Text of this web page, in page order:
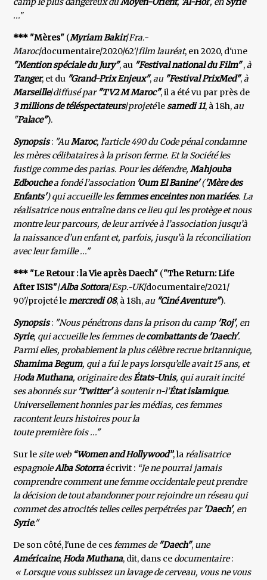
..."
*** "Mères" (Myriam Bakir/Fra.-
Maroc/documentaire/2020/62'/film lauréat, en 2020, d'une
"Mention spéciale du Jury", au "Festival national du Film",à
Tanger, et du "Grand-Prix Enjeux",au "Festival PrixMed",à
Marseille/diffusé par "TV2 M Maroc", il a été vu par près de
3 millions de téléspectateurs/projetélesamedi 11, à 18h,au
"Palace").
Synopsis: "AuMaroc, l'article 490 du Code pénal condamne
les mères célibataires à la prison ferme. Et la Société les
fustige comme des parias. Pour les défendre,Mahjouba
Edbouchea fondé l’association'Oum El Banine'('Mère des
Enfants') qui accueille lesfemmes enceintes non mariées. La
réalisatrice nous entraîne dans ce lieu qui les protège et nous
montre leur parcours, de leur arrivée à l’association jusqu’à
la naissance d’un enfant et, parfois, jusqu’à la réconciliation
avec leur famille ..."
*** "Le Retour : la Vie après Daech" ("The Return: Life
After ISIS"/Alba Sottora/Esp.-UK/documentaire/2021/
90'/projeté lemercredi 08, à 18h,au "Ciné Aventure").
Synopsis: "Nous pénétrons dans la prison du camp 'Roj', en
Syrie, qui accueille les femmes decombattants de 'Daech'.
Parmi elles, probablement la plus célèbre recrue britannique,
Shamima Begum, qui a fui le pays lorsqu’elle avait 15 ans, et
Hoda Muthana, originaire desÉtats-Unis, qui aurait incité
ses abonnés sur'Twitter'à soutenir n-l’État islamique.
Universellement honnies par les médias, ces femmes
racontent leurs histoires pour la
toute première fois ..."
Sur lesite web“Women and Hollywood”, laréalisatrice
espagnoleAlba Sotorraécrivit : “Je ne pourrai jamais
comprendre comment une femme occidentale peut prendre
la décision de tout abandonner pour rejoindre un réseau qui
commet des atrocités telles celles perpétrées par'Daech', en
Syrie."
De son côté, l'une de cesfemmes de "Daech", une
Américaine,Hoda Muthana, dit, dans ce documentaire:
« Lorsque vous subissez un lavage de cerveau, vous ne vous